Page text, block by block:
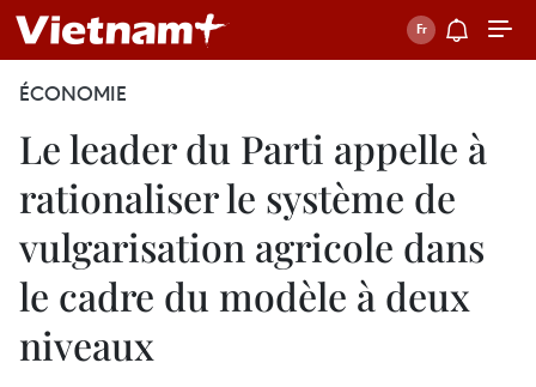
ÉCONOMIE
Le leader du Parti appelle à
rationaliser le système de
vulgarisation agricole dans
le cadre du modèle à deux
niveaux